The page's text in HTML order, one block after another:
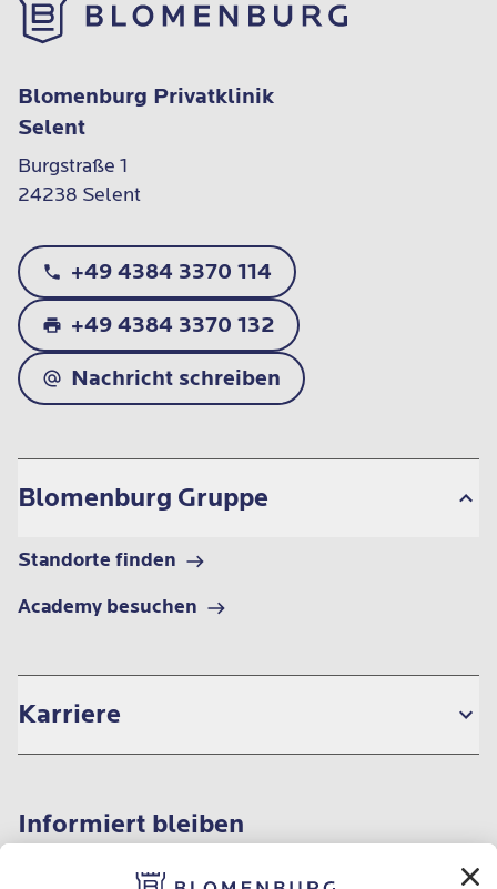
Blomenburg Privatklinik
Selent
Burgstraße 1
24238 Selent
+49 4384 3370 114
+49 4384 3370 132
Nachricht schreiben
Blomenburg Gruppe
Standorte finden
Academy besuchen
Karriere
Informiert bleiben